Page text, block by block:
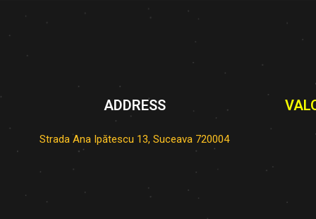
ADDRESS
Strada Ana Ipătescu 13, Suceava 720004